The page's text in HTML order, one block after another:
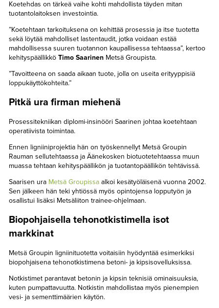
Koetehdas on tärkeä vaihe kohti mahdollista täyden mitan
tuotantolaitoksen investointia.
”Koetehtaan tarkoituksena on kehittää prosessia ja itse tuotetta
sekä löytää mahdolliset lastentaudit, jotka voidaan estää
mahdollisessa suuren tuotannon kaupallisessa tehtaassa”, kertoo
kehityspäällikkö Timo SaarinenMetsä Groupista.
”Tavoitteena on saada aikaan tuote, jolla on useita erityyppisiä
loppukäyttökohteita.”
Pitkä ura firman miehenä
Prosessitekniikan diplomi-insinööri Saarinen johtaa koetehtaan
operatiivista toimintaa.
Ennen ligniiniprojektia hän on työskennellyt Metsä Groupin
Rauman sellutehtaassa ja Äänekosken biotuotetehtaassa muun
muassa tehtaan kehityspäällikön ja tuotantopäällikön tehtävissä.
Saarisen ura Metsä Groupissaalkoi kesätyöläisenä vuonna 2002.
Sen jälkeen hän teki yhtiössä myös opintojensa lopputyön ja
osallistui lisäksi Metsäliiton trainee-ohjelmaan.
Biopohjaisella tehonotkistimella isot
markkinat
Metsä Groupin ligniinituotetta voitaisiin hyödyntää esimerkiksi
biopohjaisena tehonotkistimena betoni- ja kipsisovelluksissa.
Notkistimet parantavat betonin ja kipsin teknisiä ominaisuuksia,
kuten pumpattavuutta. Notkistin mahdollistaa myös pienempien
vesi- ja sementtimäärien käytön.